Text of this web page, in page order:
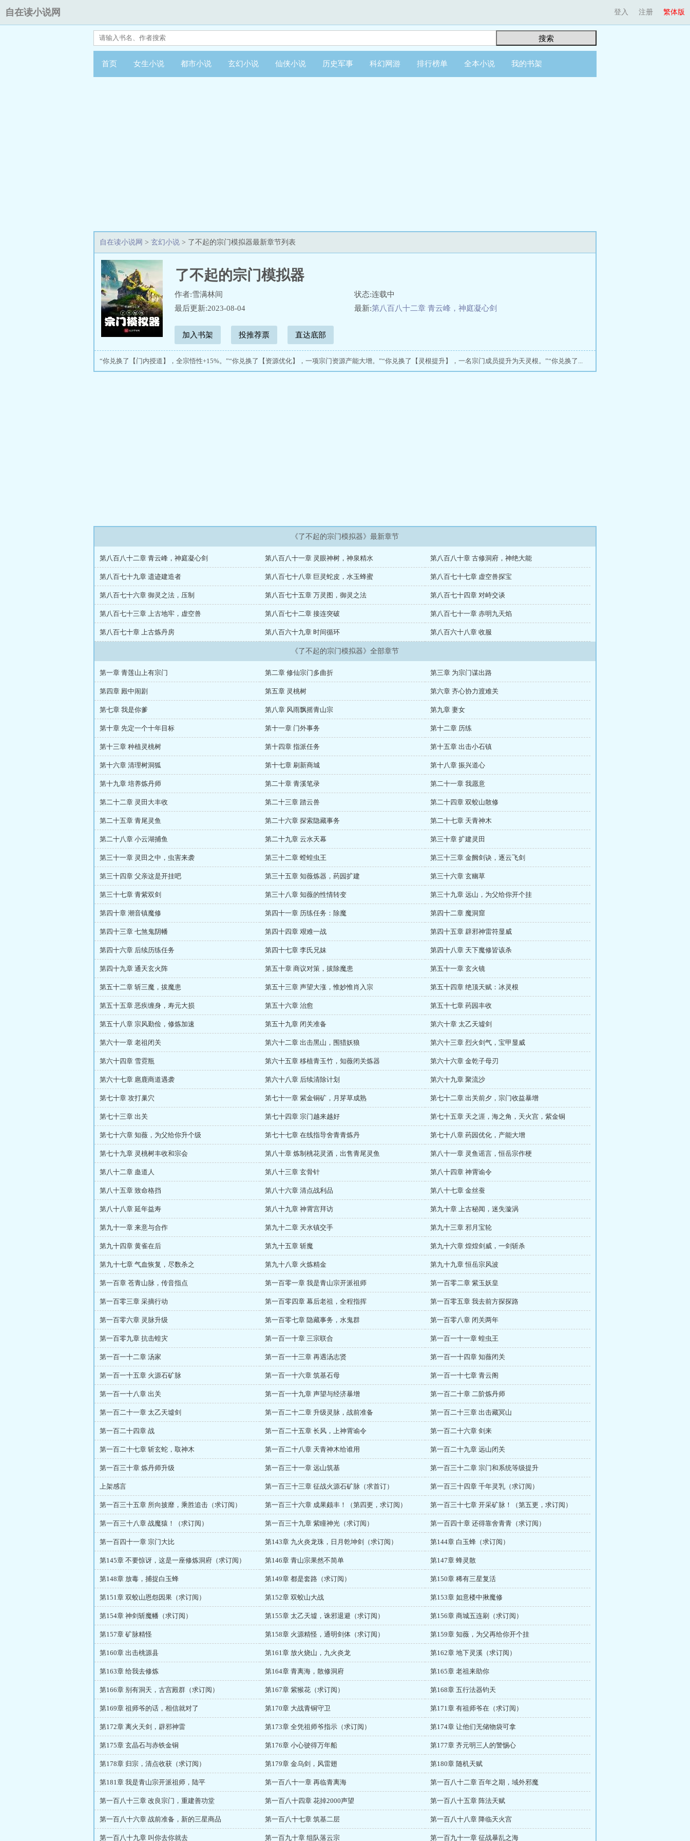
自在读小说网 繁体版
登入 注册
搜索
首页 女生小说 都市小说 玄幻小说 仙侠小说 历史军事 科幻网游 排行榜单 全本小说 我的书架
自在读小说网 > 玄幻小说 > 了不起的宗门模拟器最新章节列表
了不起的宗门模拟器
作者:雪满林间
状态:连载中
最后更新:2023-08-04
最新:第八百八十二章 青云峰，神庭凝心剑
加入书架 投推荐票 直达底部
“你兑换了【门内授道】，全宗悟性+15%。”“你兑换了【资源优化】，一项宗门资源产能大增。”“你兑换了【灵根提升】，一名宗门成员提升为天灵根。”“你兑换了...
《了不起的宗门模拟器》最新章节
第八百八十二章 青云峰，神庭凝心剑 第八百八十一章 灵眼神树，神泉精水 第八百八十章 古修洞府，神绝大能
第八百七十九章 遗迹建造者 第八百七十八章 巨灵蛇皮，水玉蜂蜜 第八百七十七章 虚空兽探宝
第八百七十六章 御灵之法，压制 第八百七十五章 万灵图，御灵之法 第八百七十四章 对峙交谈
第八百七十三章 上古地牢，虚空兽 第八百七十二章 接连突破 第八百七十一章 赤明九天焰
第八百七十章 上古炼丹房 第八百六十九章 时间循环 第八百六十八章 收服
《了不起的宗门模拟器》全部章节
第一章 青莲山上有宗门 第二章 修仙宗门多曲折 第三章 为宗门谋出路
第四章 殿中闹剧 第五章 灵桃树 第六章 齐心协力渡难关
第七章 我是你爹 第八章 风雨飘摇青山宗 第九章 妻女
第十章 先定一个十年目标 第十一章 门外事务 第十二章 历练
第十三章 种植灵桃树 第十四章 指派任务 第十五章 出击小石镇
第十六章 清理树洞狐 第十七章 刷新商城 第十八章 振兴道心
第十九章 培养炼丹师 第二十章 青溪笔录 第二十一章 我愿意
第二十二章 灵田大丰收 第二十三章 踏云兽 第二十四章 双蛟山散修
第二十五章 青尾灵鱼 第二十六章 探索隐藏事务 第二十七章 天青神木
第二十八章 小云湖捕鱼 第二十九章 云水天幕 第三十章 扩建灵田
第三十一章 灵田之中，虫害来袭 第三十二章 螳蝗虫王 第三十三章 金阙剑诀，逐云飞剑
第三十四章 父亲这是开挂吧 第三十五章 知薇炼器，药园扩建 第三十六章 玄幽草
第三十七章 青紫双剑 第三十八章 知薇的性情转变 第三十九章 远山，为父给你开个挂
第四十章 潮音镇魔修 第四十一章 历练任务：除魔 第四十二章 魔洞窟
第四十三章 七煞鬼阴幡 第四十四章 艰难一战 第四十五章 辟邪神雷符显威
第四十六章 后续历练任务 第四十七章 李氏兄妹 第四十八章 天下魔修皆该杀
第四十九章 通天玄火阵 第五十章 商议对策，拔除魔患 第五十一章 玄火镜
第五十二章 斩三魔，拔魔患 第五十三章 声望大涨，惟妙惟肖入宗 第五十四章 绝顶天赋：冰灵根
第五十五章 恶疾缠身，寿元大损 第五十六章 治愈 第五十七章 药园丰收
第五十八章 宗风勤俭，修炼加速 第五十九章 闭关准备 第六十章 太乙天墟剑
第六十一章 老祖闭关 第六十二章 出击黑山，围猎妖狼 第六十三章 烈火剑气，宝甲显威
第六十四章 雪霓瓶 第六十五章 移植青玉竹，知薇闭关炼器 第六十六章 金乾子母刃
第六十七章 扈鹿商道遇袭 第六十八章 后续清除计划 第六十九章 聚流沙
第七十章 攻打巢穴 第七十一章 紫金铜矿，月芽草成熟 第七十二章 出关前夕，宗门收益暴增
第七十三章 出关 第七十四章 宗门越来越好 第七十五章 天之涯，海之角，天火宫，紫金铜
第七十六章 知薇，为父给你升个级 第七十七章 在线指导舍青青炼丹 第七十八章 药园优化，产能大增
第七十九章 灵桃树丰收和宗会 第八十章 炼制桃花灵酒，出售青尾灵鱼 第八十一章 灵鱼谣言，恒岳宗作梗
第八十二章 蛊道人 第八十三章 玄骨针 第八十四章 神霄谕令
第八十五章 致命格挡 第八十六章 清点战利品 第八十七章 金丝蚕
第八十八章 延年益寿 第八十九章 神霄宫拜访 第九十章 上古秘闻，迷失漩涡
第九十一章 来意与合作 第九十二章 天水镇交手 第九十三章 邪月宝轮
第九十四章 黄雀在后 第九十五章 斩魔 第九十六章 煌煌剑威，一剑斩杀
第九十七章 气血恢复，尽数杀之 第九十八章 火炼精金 第九十九章 恒岳宗风波
第一百章 苍青山脉，传音指点 第一百零一章 我是青山宗开派祖师 第一百零二章 紫玉妖皇
第一百零三章 采摘行动 第一百零四章 幕后老祖，全程指挥 第一百零五章 我去前方探探路
第一百零六章 灵脉升级 第一百零七章 隐藏事务，水鬼群 第一百零八章 闭关两年
第一百零九章 抗击蝗灾 第一百一十章 三宗联合 第一百一十一章 蝗虫王
第一百一十二章 汤家 第一百一十三章 再遇汤志贤 第一百一十四章 知薇闭关
第一百一十五章 火源石矿脉 第一百一十六章 筑基石母 第一百一十七章 青云阁
第一百一十八章 出关 第一百一十九章 声望与经济暴增 第一百二十章 二阶炼丹师
第一百二十一章 太乙天墟剑 第一百二十二章 升级灵脉，战前准备 第一百二十三章 出击藏冥山
第一百二十四章 战 第一百二十五章 长风，上神霄谕令 第一百二十六章 剑来
第一百二十七章 斩玄蛇，取神木 第一百二十八章 天青神木给谁用 第一百二十九章 远山闭关
第一百三十章 炼丹师升级 第一百三十一章 远山筑基 第一百三十二章 宗门和系统等级提升
上架感言 第一百三十三章 征战火源石矿脉（求首订） 第一百三十四章 千年灵乳（求订阅）
第一百三十五章 所向披靡，乘胜追击（求订阅） 第一百三十六章 成果颇丰！（第四更，求订阅） 第一百三十七章 开采矿脉！（第五更，求订阅）
第一百三十八章 战魔猿！（求订阅） 第一百三十九章 紫瞳神光（求订阅） 第一百四十章 还得靠舍青青（求订阅）
第一百四十一章 宗门大比 第143章 九火炎龙珠，日月乾坤剑（求订阅） 第144章 白玉蜂（求订阅）
第145章 不要惊讶，这是一座修炼洞府（求订阅） 第146章 青山宗果然不简单 第147章 蜂灵散
第148章 放毒，捕捉白玉蜂 第149章 都是套路（求订阅） 第150章 稀有三星复活
第151章 双蛟山恩怨因果（求订阅） 第152章 双蛟山大战 第153章 如意楼中揪魔修
第154章 神剑斩魔幡（求订阅） 第155章 太乙天墟，诛邪退避（求订阅） 第156章 商城五连刷（求订阅）
第157章 矿脉精怪 第158章 火源精怪，通明剑体（求订阅） 第159章 知薇，为父再给你开个挂
第160章 出击桃源县 第161章 放火烧山，九火炎龙 第162章 地下灵溪（求订阅）
第163章 给我去修炼 第164章 青离海，散修洞府 第165章 老祖来助你
第166章 别有洞天，古宫殿群（求订阅） 第167章 紫猴花（求订阅） 第168章 五行法器钧天
第169章 祖师爷的话，相信就对了 第170章 大战青铜守卫 第171章 有祖师爷在（求订阅）
第172章 离火天剑，辟邪神雷 第173章 全凭祖师爷指示（求订阅） 第174章 让他们无储物袋可拿
第175章 玄晶石与赤铁金铜 第176章 小心驶得万年船 第177章 齐元明三人的警惕心
第178章 归宗，清点收获（求订阅） 第179章 金乌剑，风雷翅 第180章 随机天赋
第181章 我是青山宗开派祖师，陆平 第一百八十一章 再临青离海 第一百八十二章 百年之期，域外邪魔
第一百八十三章 改良宗门，重建善功堂 第一百八十四章 花掉2000声望 第一百八十五章 阵法天赋
第一百八十六章 战前准备，新的三星商品 第一百八十七章 筑基二层 第一百八十八章 降临天火宫
第一百八十九章 叫你去你就去 第一百九十章 组队落云宗 第一百九十一章 征战暴乱之海